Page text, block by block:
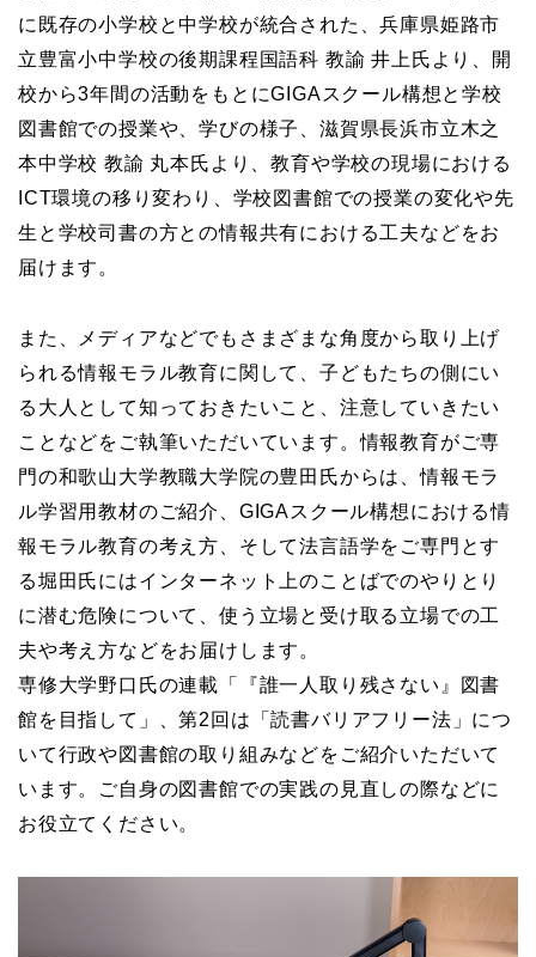
に既存の小学校と中学校が統合された、兵庫県姫路市
立豊富小中学校の後期課程国語科 教諭 井上氏より、開
校から3年間の活動をもとにGIGAスクール構想と学校
図書館での授業や、学びの様子、滋賀県長浜市立木之
本中学校 教諭 丸本氏より、教育や学校の現場における
ICT環境の移り変わり、学校図書館での授業の変化や先
生と学校司書の方との情報共有における工夫などをお
届けます。
また、メディアなどでもさまざまな角度から取り上げ
られる情報モラル教育に関して、子どもたちの側にい
る大人として知っておきたいこと、注意していきたい
ことなどをご執筆いただいています。情報教育がご専
門の和歌山大学教職大学院の豊田氏からは、情報モラ
ル学習用教材のご紹介、GIGAスクール構想における情
報モラル教育の考え方、そして法言語学をご専門とす
る堀田氏にはインターネット上のことばでのやりとり
に潜む危険について、使う立場と受け取る立場での工
夫や考え方などをお届けします。
専修大学野口氏の連載「『誰一人取り残さない』図書
館を目指して」、第2回は「読書バリアフリー法」につ
いて行政や図書館の取り組みなどをご紹介いただいて
います。ご自身の図書館での実践の見直しの際などに
お役立てください。